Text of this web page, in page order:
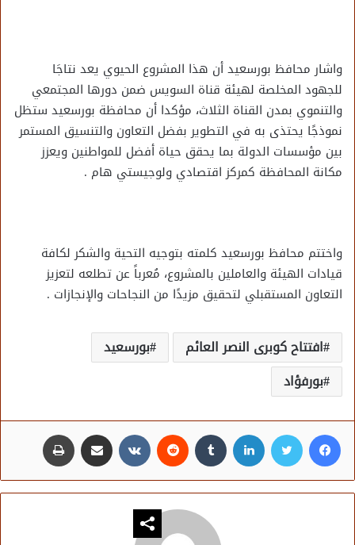
واشار محافظ بورسعيد أن هذا المشروع الحيوي يعد نتاجَا
للجهود المخلصة لهيئة قناة السويس ضمن دورها المجتمعي
والتنموي بمدن القناة الثلاث، مؤكدا أن محافظة بورسعيد ستظل
نموذجًا يحتذى به في التطوير بفضل التعاون والتنسيق المستمر
بين مؤسسات الدولة بما يحقق حياة أفضل للمواطنين ويعزز
مكانة المحافظة كمركز اقتصادي ولوجيستي هام .
واختتم محافظ بورسعيد كلمته بتوجيه التحية والشكر لكافة
قيادات الهيئة والعاملين بالمشروع، مُعرباً عن تطلعه لتعزيز
التعاون المستقبلي لتحقيق مزيدًا من النجاحات والإنجازات .
افتتاح كوبرى النصر العائم
بورسعيد
بورفؤاد
فيسبوك تويتر لينكدإن مشاركة عبر البريد